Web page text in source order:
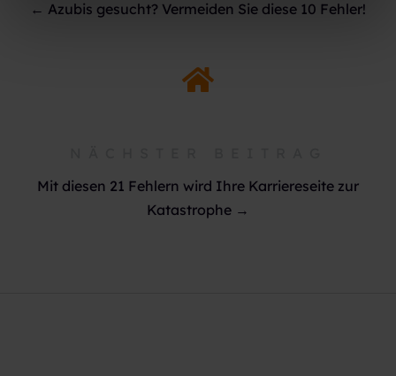
← Azubis gesucht? Vermeiden Sie diese 10 Fehler!
Mit diesen 21 Fehlern wird Ihre Karriereseite zur
Katastrophe →